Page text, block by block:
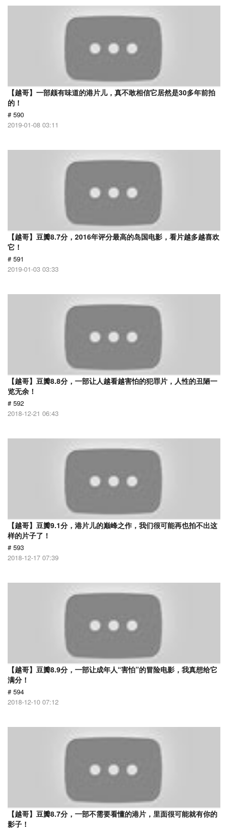
【越哥】一部颇有味道的港片儿，真不敢相信它居然是30多年前拍
的！
# 590
2019-01-08 03:11
【越哥】豆瓣8.7分，2016年评分最高的岛国电影，看片越多越喜欢
它！
# 591
2019-01-03 03:33
【越哥】豆瓣8.8分，一部让人越看越害怕的犯罪片，人性的丑陋一
览无余！
# 592
2018-12-21 06:43
【越哥】豆瓣9.1分，港片儿的巅峰之作，我们很可能再也拍不出这
样的片子了！
# 593
2018-12-17 07:39
【越哥】豆瓣8.9分，一部让成年人“害怕”的冒险电影，我真想给它
满分！
# 594
2018-12-10 07:12
【越哥】豆瓣8.7分，一部不需要看懂的港片，里面很可能就有你的
影子！